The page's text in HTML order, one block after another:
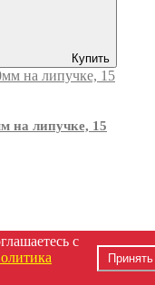
Купить
на липучке, 15
с
Принять